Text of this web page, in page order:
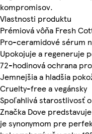
kompromisov.
Vlastnosti produktu
Prémiová vôňa Fresh
Pro-ceramidové sérum
Upokojuje a regeneruje
72-hodinová ochrana
Jemnejšia a hladšia
Cruelty-free a vegánsky
Spoľahlivá starostlivosť
Značka Dove
je synonymom pre